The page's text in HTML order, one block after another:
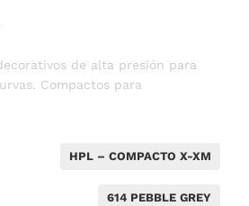
de alta presión para
Compactos para
HPL – COMPACTO X-XM
614 PEBBLE GREY